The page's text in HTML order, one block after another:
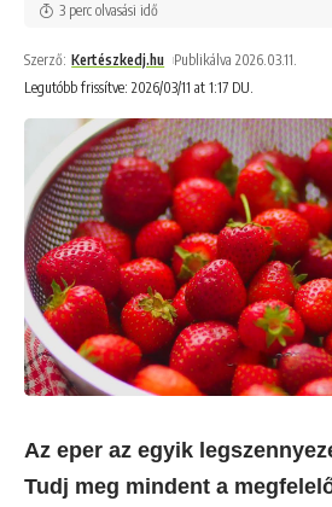
Legutóbb frissítve: 2026/03/11 at 1:17 DU.
Szerző: Kertészkedj.hu Publikálva 2026.03.11.
3 perc olvasási idő
Az eper az egyik
Tudj meg mindent a